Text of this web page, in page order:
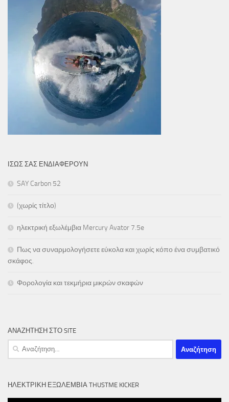
ΊΣΩΣ ΣΑΣ ΕΝΔΙΑΦΈΡΟΥΝ
SAY Carbon 52
(χωρίς τίτλο)
ηλεκτρική εξωλέμβια Mercury Avator 7.5e
Πως να συναρμολογήσετε εύκολα και χωρίς κόπο ένα συμβατικό
σκάφος.
Φορολογία και τεκμήρια μικρών σκαφών
ΑΝΑΖΗΤΗΣΗ ΣΤΟ SITE
Αναζήτηση
ΗΛΕΚΤΡΙΚΉ ΕΞΩΛΈΜΒΙΑ THUSTME KICKER